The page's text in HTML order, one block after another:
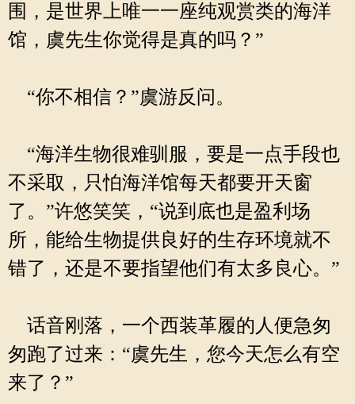
围，是世界上唯一一座纯观赏类的海洋
馆，虞先生你觉得是真的吗？”
“你不相信？”虞游反问。
“海洋生物很难驯服，要是一点手段也
不采取，只怕海洋馆每天都要开天窗
了。”许悠笑笑，“说到底也是盈利场
所，能给生物提供良好的生存环境就不
错了，还是不要指望他们有太多良心。”
话音刚落，一个西装革履的人便急匆
匆跑了过来：“虞先生，您今天怎么有空
来了？”